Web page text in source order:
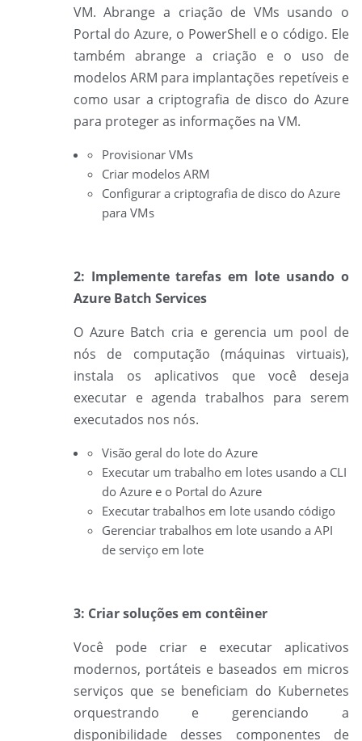
VM. Abrange a criação de VMs usando o
Portal do Azure, o PowerShell e o código. Ele
também abrange a criação e o uso de
modelos ARM para implantações repetíveis e
como usar a criptografia de disco do Azure
para proteger as informações na VM.
Provisionar VMs
Criar modelos ARM
Configurar a criptografia de disco do Azure
para VMs
2: Implemente tarefas em lote usando o
Azure Batch Services
O Azure Batch cria e gerencia um pool de
nós de computação (máquinas virtuais),
instala os aplicativos que você deseja
executar e agenda trabalhos para serem
executados nos nós.
Visão geral do lote do Azure
Executar um trabalho em lotes usando a CLI
do Azure e o Portal do Azure
Executar trabalhos em lote usando código
Gerenciar trabalhos em lote usando a API
de serviço em lote
3: Criar soluções em contêiner
Você pode criar e executar aplicativos
modernos, portáteis e baseados em micros
serviços que se beneficiam do Kubernetes
orquestrando e gerenciando a
disponibilidade desses componentes de